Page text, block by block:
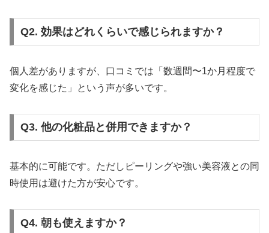
Q2. 効果はどれくらいで感じられますか？
個人差がありますが、口コミでは「数週間〜1か月程度で
変化を感じた」という声が多いです。
Q3. 他の化粧品と併用できますか？
基本的に可能です。ただしピーリングや強い美容液との同
時使用は避けた方が安心です。
Q4. 朝も使えますか？